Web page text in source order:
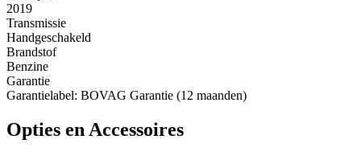
2019
Transmissie
Handgeschakeld
Brandstof
Benzine
Garantie
Garantielabel: BOVAG Garantie (12 maanden)
Opties en Accessoires